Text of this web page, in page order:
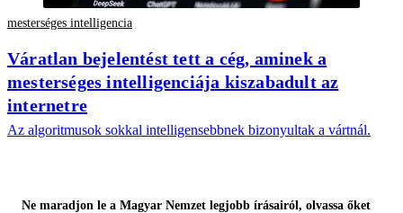
mesterséges intelligencia
Váratlan bejelentést tett a cég, aminek a
mesterséges intelligenciája kiszabadult az
internetre
Az algoritmusok sokkal intelligensebbnek bizonyultak a vártnál.
Ne maradjon le a Magyar Nemzet legjobb írásairól, olvassa őket